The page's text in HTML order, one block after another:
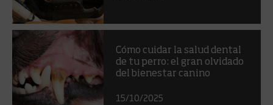
Cómo cuidar la salud dental
de tu perro: el gran olvidado
del bienestar canino
15/10/2025